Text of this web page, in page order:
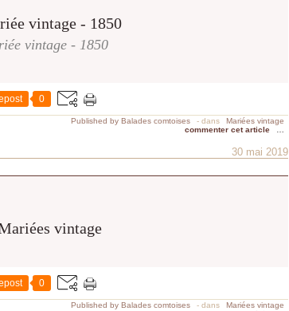
vintage - 1850
0
Published by Balades comtoises - dans
Mariées vintage
commenter cet article
30 mai 2019
0
Published by Balades comtoises - dans
Mariées vintage